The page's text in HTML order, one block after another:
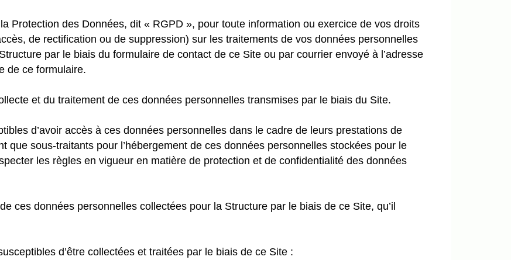
Protection des Données, dit « RGPD », pour toute information ou exercice de vos droits
de rectification ou de suppression) sur les traitements de vos données personnelles
par le biais du formulaire de contact de ce Site ou par courrier envoyé à l’adresse
de ce formulaire.
et du traitement de ces données personnelles transmises par le biais du Site.
d’avoir accès à ces données personnelles dans le cadre de leurs prestations de
que sous-traitants pour l’hébergement de ces données personnelles stockées pour le
les règles en vigueur en matière de protection et de confidentialité des données
ces données personnelles collectées pour la Structure par le biais de ce Site, qu’il
d’être collectées et traitées par le biais de ce Site :